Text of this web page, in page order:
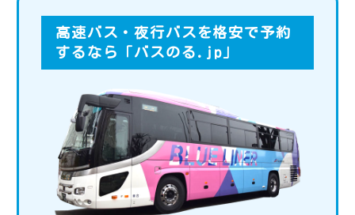
高速バス・夜行バスを格安で予約
するなら「バスのる.jp」